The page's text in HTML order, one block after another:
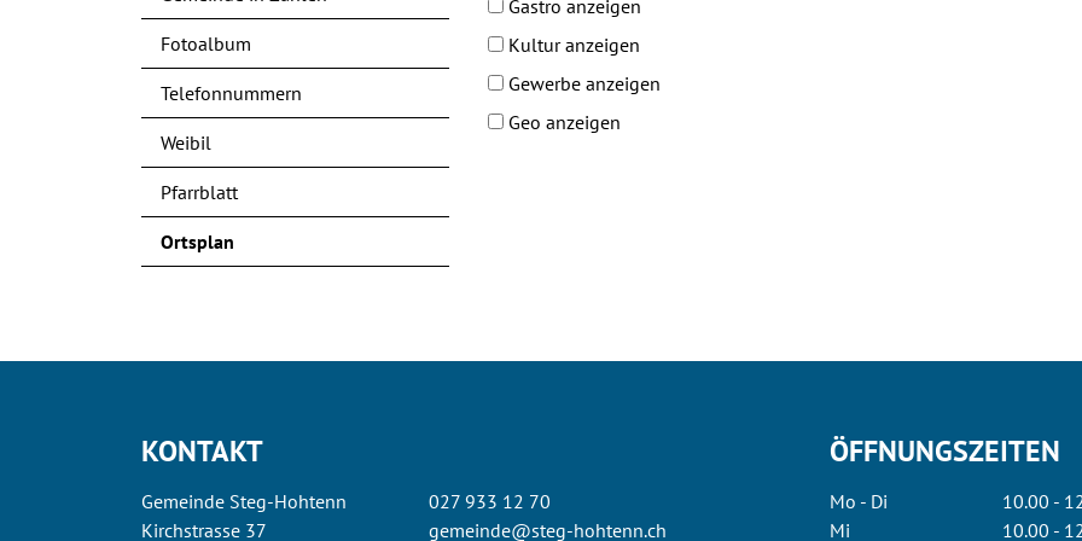
Fotoalbum
Telefonnummern
Weibil
Pfarrblatt
Ortsplan
Gastro anzeigen
Kultur anzeigen
Gewerbe anzeigen
Geo anzeigen
KONTAKT
Gemeinde Steg-Hohtenn
Kirchstrasse 37
027 933 12 70
gemeinde@steg-hohtenn.ch
ÖFFNUNGSZEITEN
Mo - Di
10.00 -
Mi
10.00 -